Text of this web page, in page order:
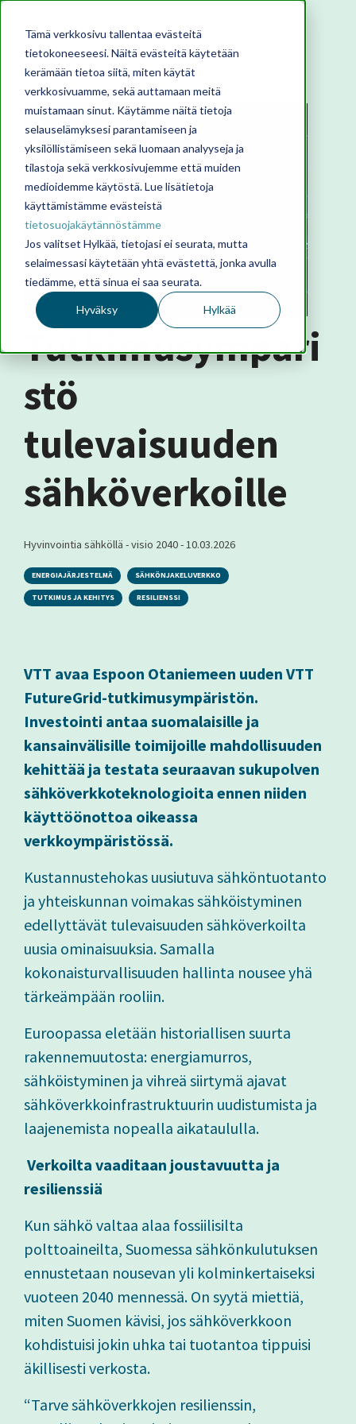
Tämä verkkosivu tallentaa evästeitä
tietokoneeseesi. Näitä evästeitä käytetään
kerämään tietoa siitä, miten käytät
verkkosivuamme, sekä auttamaan meitä
muistamaan sinut. Käytämme näitä tietoja
selauselämyksesi parantamiseen ja
yksilöllistämiseen sekä luomaan analyyseja ja
tilastoja sekä verkkosivujemme että muiden
medioidemme käytöstä. Lue lisätietoja
käyttämistämme evästeistä
tietosuojakäytännöstämme
Jos valitset Hylkää, tietojasi ei seurata, mutta
selaimessasi käytetään yhtä evästettä, jonka avulla
tiedämme, että sinua ei saa seurata.
Hyväksy Hylkää
Tutkimusympäri
stö
tulevaisuuden
sähköverkoille
Hyvinvointia sähköllä - visio 2040-10.03.2026
ENERGIAJÄRJESTELMÄ SÄHKÖNJAKELUVERKKO
TUTKIMUS JA KEHITYS RESILIENSSI
VTT avaa Espoon Otaniemeen uuden VTT
FutureGrid-tutkimusympäristön.
Investointi antaa suomalaisille ja
kansainvälisille toimijoille mahdollisuuden
kehittää ja testata seuraavan sukupolven
sähköverkkoteknologioita ennen niiden
käyttöönottoa oikeassa
verkkoympäristössä.
Kustannustehokas uusiutuva sähköntuotanto
ja yhteiskunnan voimakas sähköistyminen
edellyttävät tulevaisuuden sähköverkoilta
uusia ominaisuuksia. Samalla
kokonaisturvallisuuden hallinta nousee yhä
tärkeämpään rooliin.
Euroopassa eletään historiallisen suurta
rakennemuutosta: energiamurros,
sähköistyminen ja vihreä siirtymä ajavat
sähköverkkoinfrastruktuurin uudistumista ja
laajenemista nopealla aikataululla.
Verkoilta vaaditaan joustavuutta ja
resilienssiä
Kun sähkö valtaa alaa fossiilisilta
polttoaineilta, Suomessa sähkönkulutuksen
ennustetaan nousevan yli kolminkertaiseksi
vuoteen 2040 mennessä. On syytä miettiä,
miten Suomen kävisi, jos sähköverkkoon
kohdistuisi jokin uhka tai tuotantoa tippuisi
äkillisesti verkosta.
“Tarve sähköverkkojen resilienssin,